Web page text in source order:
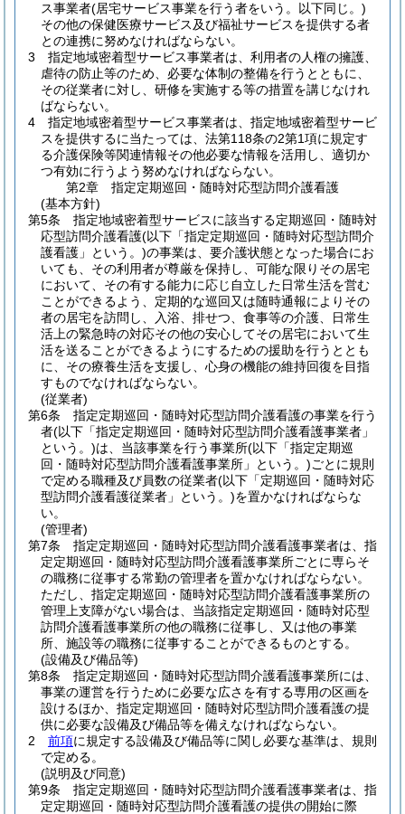
ス事業者(居宅サービス事業を行う者をいう。以下同じ。)
その他の保健医療サービス及び福祉サービスを提供する者
との連携に努めなければならない。
3
指定地域密着型サービス事業者は、利用者の人権の擁護、
虐待の防止等のため、必要な体制の整備を行うとともに、
その従業者に対し、研修を実施する等の措置を講じなけれ
ばならない。
4
指定地域密着型サービス事業者は、指定地域密着型サービ
スを提供するに当たっては、法第118条の2第1項に規定す
る介護保険等関連情報その他必要な情報を活用し、適切か
つ有効に行うよう努めなければならない。
第2章
指定定期巡回・随時対応型訪問介護看護
(基本方針)
第5条
指定地域密着型サービスに該当する定期巡回・随時対
応型訪問介護看護(以下「指定定期巡回・随時対応型訪問介
護看護」という。)の事業は、要介護状態となった場合にお
いても、その利用者が尊厳を保持し、可能な限りその居宅
において、その有する能力に応じ自立した日常生活を営む
ことができるよう、定期的な巡回又は随時通報によりその
者の居宅を訪問し、入浴、排せつ、食事等の介護、日常生
活上の緊急時の対応その他の安心してその居宅において生
活を送ることができるようにするための援助を行うととも
に、その療養生活を支援し、心身の機能の維持回復を目指
すものでなければならない。
(従業者)
第6条
指定定期巡回・随時対応型訪問介護看護の事業を行う
者(以下「指定定期巡回・随時対応型訪問介護看護事業者」
という。)は、当該事業を行う事業所(以下「指定定期巡
回・随時対応型訪問介護看護事業所」という。)ごとに規則
で定める職種及び員数の従業者(以下「定期巡回・随時対応
型訪問介護看護従業者」という。)を置かなければならな
い。
(管理者)
第7条
指定定期巡回・随時対応型訪問介護看護事業者は、指
定定期巡回・随時対応型訪問介護看護事業所ごとに専らそ
の職務に従事する常勤の管理者を置かなければならない。
ただし、指定定期巡回・随時対応型訪問介護看護事業所の
管理上支障がない場合は、当該指定定期巡回・随時対応型
訪問介護看護事業所の他の職務に従事し、又は他の事業
所、施設等の職務に従事することができるものとする。
(設備及び備品等)
第8条
指定定期巡回・随時対応型訪問介護看護事業所には、
事業の運営を行うために必要な広さを有する専用の区画を
設けるほか、指定定期巡回・随時対応型訪問介護看護の提
供に必要な設備及び備品等を備えなければならない。
2
前項に規定する設備及び備品等に関し必要な基準は、規則
で定める。
(説明及び同意)
第9条
指定定期巡回・随時対応型訪問介護看護事業者は、指
定定期巡回・随時対応型訪問介護看護の提供の開始に際